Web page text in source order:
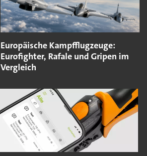
Europäische Kampfflugzeuge:
Eurofighter, Rafale und Gripen im
Vergleich